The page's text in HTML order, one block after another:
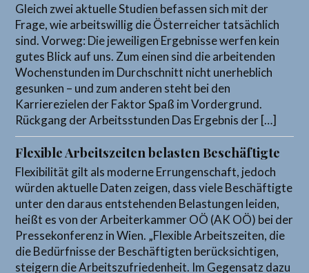
Gleich zwei aktuelle Studien befassen sich mit der
Frage, wie arbeitswillig die Österreicher tatsächlich
sind. Vorweg: Die jeweiligen Ergebnisse werfen kein
gutes Blick auf uns. Zum einen sind die arbeitenden
Wochenstunden im Durchschnitt nicht unerheblich
gesunken – und zum anderen steht bei den
Karrierezielen der Faktor Spaß im Vordergrund.
Rückgang der Arbeitsstunden Das Ergebnis der […]
Flexible Arbeitszeiten belasten Beschäftigte
Flexibilität gilt als moderne Errungenschaft, jedoch
würden aktuelle Daten zeigen, dass viele Beschäftigte
unter den daraus entstehenden Belastungen leiden,
heißt es von der Arbeiterkammer OÖ (AK OÖ) bei der
Pressekonferenz in Wien. „Flexible Arbeitszeiten, die
die Bedürfnisse der Beschäftigten berücksichtigen,
steigern die Arbeitszufriedenheit. Im Gegensatz dazu